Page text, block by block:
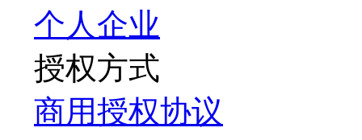
个人企业
授权方式
商用授权协议